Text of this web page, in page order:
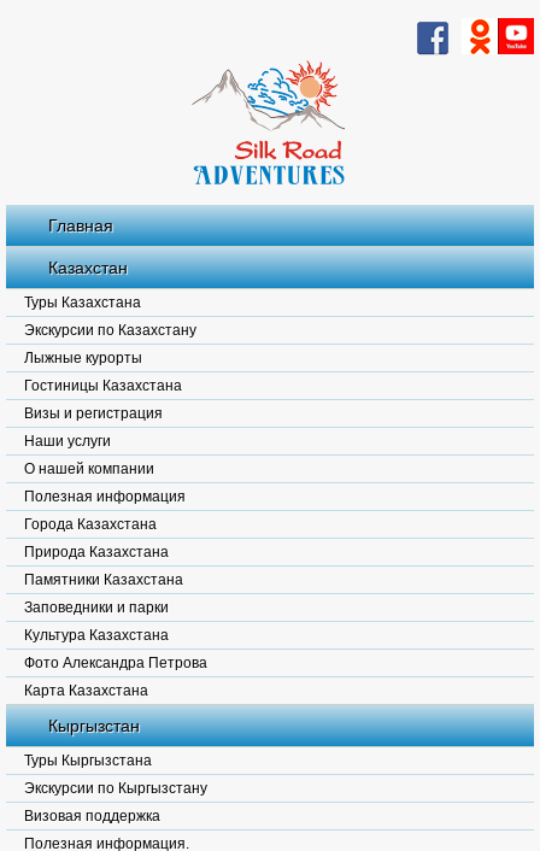
Главная
Казахстан
Туры Казахстана
Экскурсии по Казахстану
Лыжные курорты
Гостиницы Казахстана
Визы и регистрация
Наши услуги
О нашей компании
Полезная информация
Города Казахстана
Природа Казахстана
Памятники Казахстана
Заповедники и парки
Культура Казахстана
Фото Александра Петрова
Карта Казахстана
Кыргызстан
Туры Кыргызстана
Экскурсии по Кыргызстану
Визовая поддержка
Полезная информация.